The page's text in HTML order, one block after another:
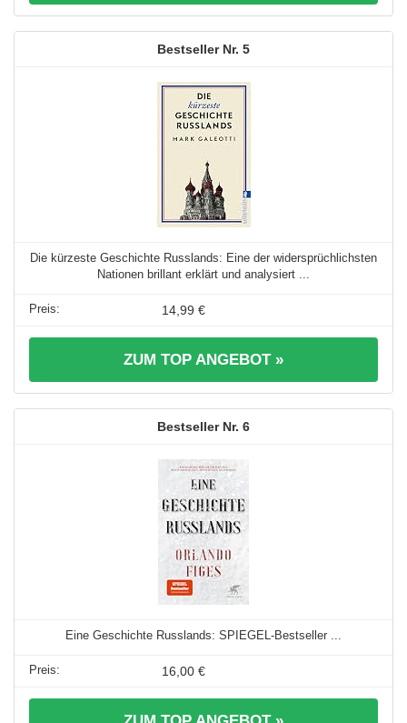
5
Die kürzeste Geschichte Russlands: Eine der widersprüchlichsten
Nationen brillant erklärt und analysiert ...
14,99 €
ZUM TOP ANGEBOT »
6
Eine Geschichte Russlands: SPIEGEL-Bestseller ...
16,00 €